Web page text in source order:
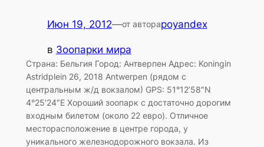
Июн 19, 2012—от автораpoyandex
в Зоопарки мира
Страна: Бельгия Город: Антверпен Адрес: Koningin
Astridplein 26, 2018 Antwerpen (рядом с
центральным ж/д вокзалом) GPS: 51°12’58″N
4°25’24″E Хороший зоопарк с достаточно дорогим
входным билетом (около 22 евро). Отличное
месторасположение в центре города, у
уникального железнодорожного вокзала. Из